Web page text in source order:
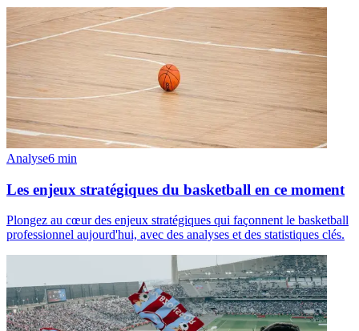
Analyse6 min
Les enjeux stratégiques du basketball en ce moment
Plongez au cœur des enjeux stratégiques qui façonnent le basketball
professionnel aujourd'hui, avec des analyses et des statistiques clés.